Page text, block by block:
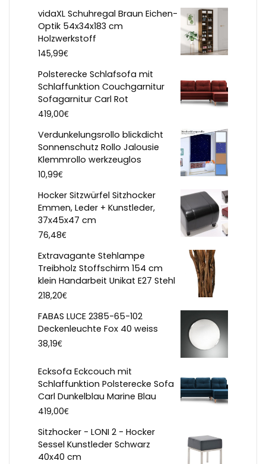
vidaXL Schuhregal Braun Eichen-
Optik 54x34x183 cm
Holzwerkstoff
145,99€
Polsterecke Schlafsofa mit
Schlaffunktion Couchgarnitur
Sofagarnitur Carl Rot
419,00€
Verdunkelungsrollo blickdicht
Sonnenschutz Rollo Jalousie
Klemmrollo werkzeuglos
10,99€
Hocker Sitzwürfel Sitzhocker
Emmen, Leder + Kunstleder,
37x45x47 cm
76,48€
Extravagante Stehlampe
Treibholz Stoffschirm 154 cm
klein Handarbeit Unikat E27 Stehl
218,20€
FABAS LUCE 2385-65-102
Deckenleuchte Fox 40 weiss
38,19€
Ecksofa Eckcouch mit
Schlaffunktion Polsterecke Sofa
Carl Dunkelblau Marine Blau
419,00€
Sitzhocker - LONI 2 - Hocker
Sessel Kunstleder Schwarz
40x40 cm